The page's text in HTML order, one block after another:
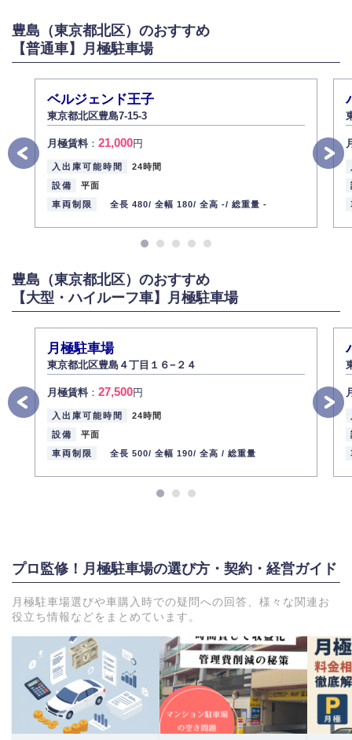
豊島（東京都北区）のおすすめ
【普通車】月極駐車場
ベルジェンド王子
東京都北区豊島7-15-3
月極賃料： 21,000円
入出庫可能時間
24時間
設備
平面
車両制限
全長 480/ 全幅 180/ 全高 -/ 総重量 -
豊島（東京都北区）のおすすめ
【大型・ハイルーフ車】月極駐車場
月極駐車場
東京都北区豊島４丁目１６−２４
月極賃料： 27,500円
入出庫可能時間
24時間
設備
平面
車両制限
全長 500/ 全幅 190/ 全高 / 総重量
プロ監修！月極駐車場の選び方・契約・経営ガイド
月極駐車場選びや車購入時での疑問への回答、様々な関連お
役立ち情報などをまとめています。